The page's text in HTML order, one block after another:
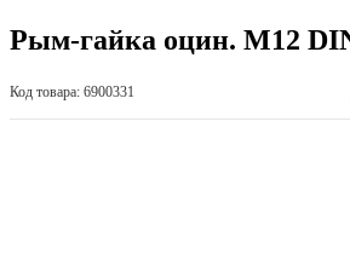
Рым-гайка оцин. М12
Код товара: 6900331